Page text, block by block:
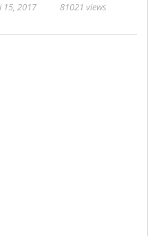
15, 2017 81021 views